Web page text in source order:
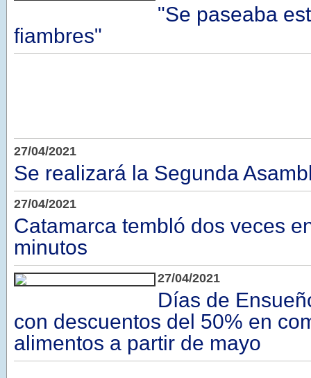
"Se paseaba
fiambres"
27/04/2021
Se realizará la Segunda
27/04/2021
Catamarca tembló dos veces
minutos
27/04/2021
Días de
con descuentos del 50% en
alimentos a partir de mayo